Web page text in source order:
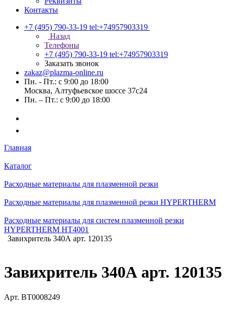
Контакты
+7 (495) 790-33-19 tel:+74957903319
Назад
Телефоны
+7 (495) 790-33-19 tel:+74957903319
Заказать звонок
zakaz@plazma-online.ru
Пн. - Пт.: с 9:00 до 18:00
Москва, Алтуфьевское шоссе 37с24
Пн. – Пт.: с 9:00 до 18:00
Главная
Каталог
Расходные материалы для плазменной резки
Расходные материалы для плазменной резки HYPERTHERM
Расходные материалы для систем плазменной резки
HYPERTHERM HT4001
Завихритель 340А арт. 120135
Завихритель 340А арт. 120135
Арт. BT0008249